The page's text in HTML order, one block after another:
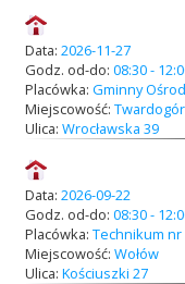
Data: 2026-11-27
Godz. od-do: 08:30 -
Placówka: Gminny
Miejscowość:
Ulica: Wrocławska 39
Data: 2026-09-22
Godz. od-do: 08:30 -
Placówka: Technikum nr
Miejscowość: Wołów
Ulica: Kościuszki 27